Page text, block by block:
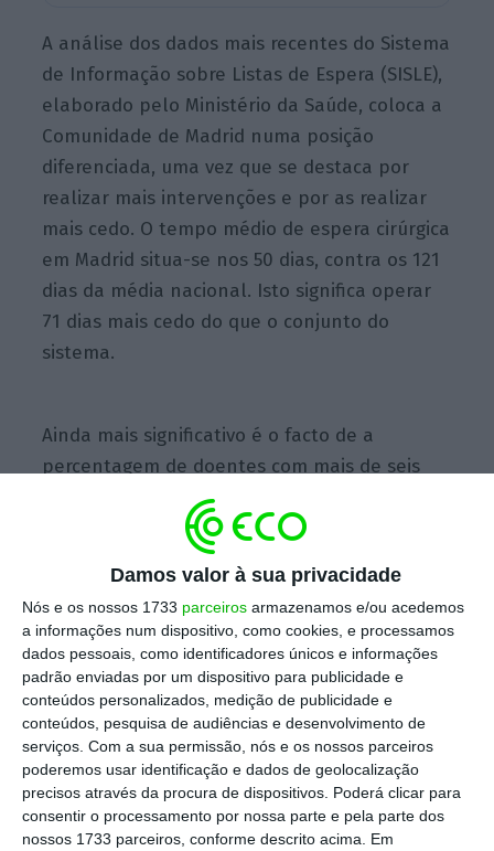
Damos valor à sua privacidade
Nós e os nossos 1733 parceiros armazenamos e/ou acedemos
a informações num dispositivo, como cookies, e processamos
dados pessoais, como identificadores únicos e informações
padrão enviadas por um dispositivo para publicidade e
conteúdos personalizados, medição de publicidade e
conteúdos, pesquisa de audiências e desenvolvimento de
serviços. Com a sua permissão, nós e os nossos parceiros
poderemos usar identificação e dados de geolocalização
precisos através da procura de dispositivos. Poderá clicar para
consentir o processamento por nossa parte e pela parte dos
nossos 1733 parceiros, conforme descrito acima. Em
A análise dos dados mais recentes do Sistema
de Informação sobre Listas de Espera (SISLE),
elaborado pelo Ministério da Saúde, coloca a
Comunidade de Madrid numa posição
diferenciada, uma vez que se destaca por
realizar mais intervenções e por as realizar
mais cedo. O tempo médio de espera cirúrgica
em Madrid situa-se nos 50 dias, contra os 121
dias da média nacional. Isto significa operar
71 dias mais cedo do que o conjunto do
sistema.
Ainda mais significativo é o facto de a
percentagem de doentes com mais de seis
meses de espera, em Madrid, mal atingir os
0,8%, contra os 21,6% do conjunto nacional.
Ou seja, a lista de espera prolongada —
aquela que mais impacto tem na qualidade
de vida do doente — é bastante residual
nesta região.
Estes dados contrastam com a capacidade
real de resposta do Sistema Nacional de
Saúde (SNS), o que reflete um
estrangulamento nas listas de espera em
determinadas áreas. Mais concretamente, a